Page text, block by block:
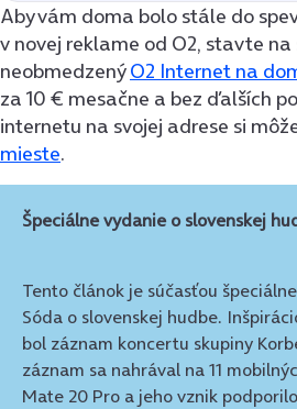
Aby vám doma bolo stále do
v novej reklame od O2, stavte
neobmedzenýO2 Internet na
za 10 € mesačne a bez ďalších
internetu na svojej adrese si
mieste.
Špeciálne vydanie o slovenskej
Tento článok je súčasťou
Sóda o slovenskej hudbe.
bol záznam koncertu skupiny
záznam sa nahrával na 11
Mate 20 Pro a jeho vznik